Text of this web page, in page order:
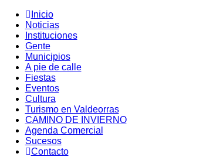
Valdeorrasdecerca
Inicio
Noticias
Instituciones
Gente
Municipios
A pie de calle
Fiestas
Eventos
Cultura
Turismo en Valdeorras
CAMINO DE INVIERNO
Agenda Comercial
Sucesos
Contacto